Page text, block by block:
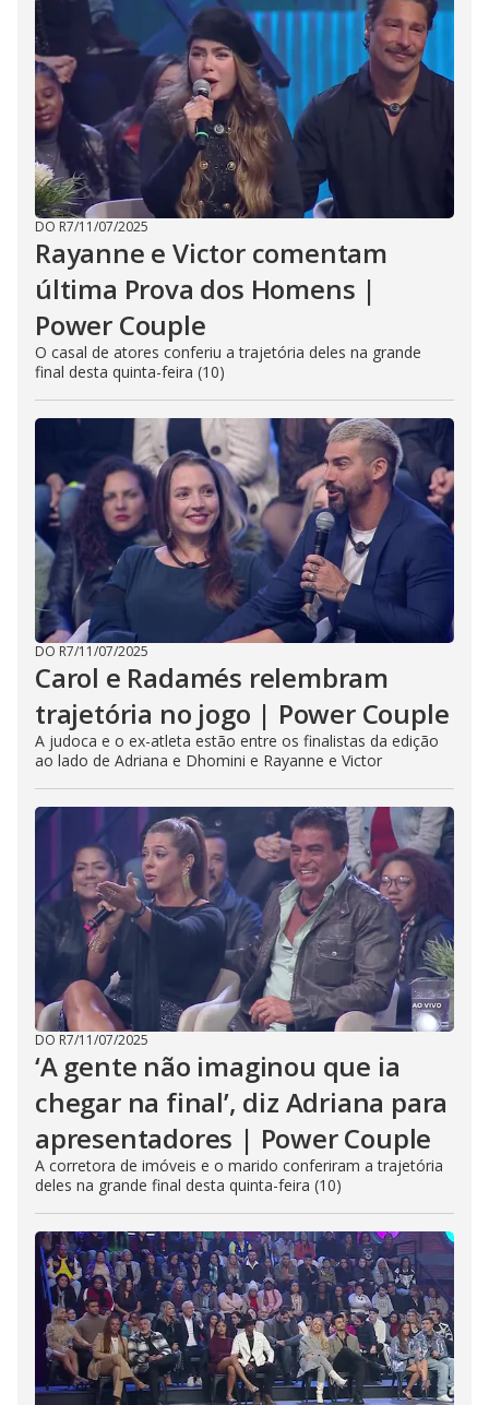
DO R7/11/07/2025
Rayanne e Victor comentam
última Prova dos Homens |
Power Couple
O casal de atores conferiu a trajetória deles na grande
final desta quinta-feira (10)
DO R7/11/07/2025
Carol e Radamés relembram
trajetória no jogo | Power Couple
A judoca e o ex-atleta estão entre os finalistas da edição
ao lado de Adriana e Dhomini e Rayanne e Victor
DO R7/11/07/2025
‘A gente não imaginou que ia
chegar na final’, diz Adriana para
apresentadores | Power Couple
A corretora de imóveis e o marido conferiram a trajetória
deles na grande final desta quinta-feira (10)